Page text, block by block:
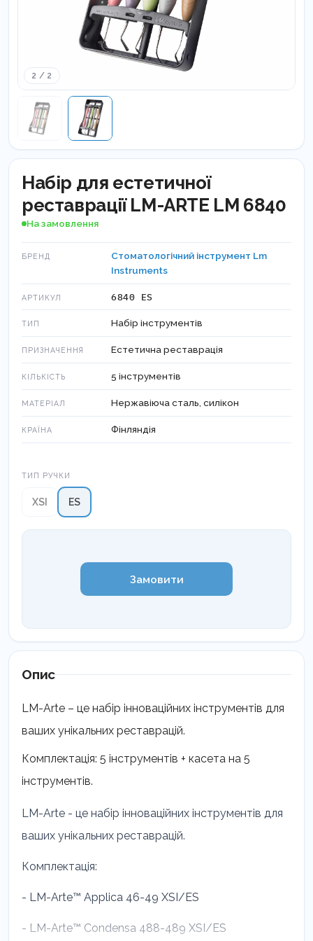
2 / 2
Набір для естетичної
реставрації LM-ARTE LM 6840
На замовлення
БРЕНД
Стоматологічний інструмент Lm
Instruments
АРТИКУЛ 6840 ES
ТИП Набір інструментів
ПРИЗНАЧЕННЯ Естетична реставрація
КІЛЬКІСТЬ 5 інструментів
МАТЕРІАЛ Нержавіюча сталь, силікон
КРАЇНА Фінляндія
ТИП РУЧКИ
XSI ES
Замовити
Опис
LM-Arte – це набір інноваційних інструментів для
ваших унікальних реставрацій.
Комплектація: 5 інструментів + касета на 5
інструментів.
LM-Arte - це набір інноваційних інструментів для
ваших унікальних реставрацій.
Комплектація:
- LM-Arte™ Applica 46-49 XSI/ES
- LM-Arte™ Condensa 488-489 XSI/ES